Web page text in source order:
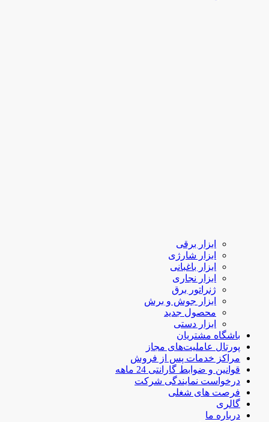
ابزار برقی
ابزار شارژی
ابزار باغبانی
ابزار نجاری
ژنراتور برق
ابزار جوش و برش
محصول جدید
ابزار دستی
باشگاه مشتریان
پورتال عاملیت‌های مجاز
مراکز خدمات پس از فروش
قوانین و ضوابط گارانتی 24 ماهه
درخواست نمایندگی شرکت
فرصت های شغلی
گالری
درباره ما